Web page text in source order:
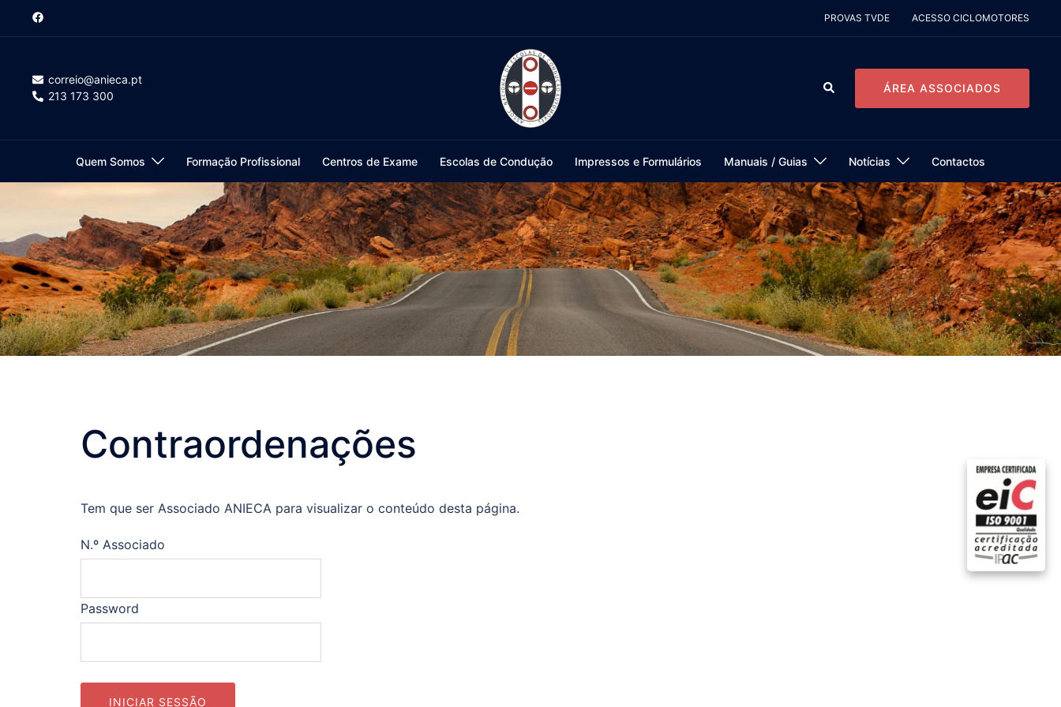
Saltar
conteúdo
PROVAS TVDE ACESSO CICLOMOTORES
correio@anieca.pt
213 173 300
Pesquisar ÁREA ASSOCIADOS
Quem Somos Formação Profissional Centros de Exame Escolas de Condução Impressos e Formulários Manuais / Guias Notícias Contactos
Contraordenações
Tem que ser Associado ANIECA para visualizar o conteúdo desta página.
N.º Associado
Password